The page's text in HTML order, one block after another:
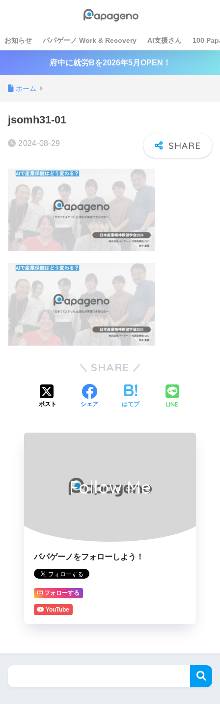
お知らせ パパゲーノ Work & Recovery AI支援さん 100
府中に就労Bを2026年5月OPEN！
ホーム
jsomh31-01
2024-08-29
SHARE
ポスト シェア はてブ LINE
Follow Me
パパゲーノをフォローしよう！
フォローする
YouTube